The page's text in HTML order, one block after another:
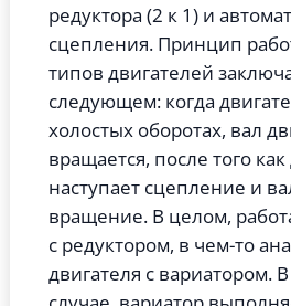
редуктора (2 к 1) и
сцепления. Принцип
типов двигателей
следующем: когда
холостых оборотах, вал
вращается, после того как
наступает сцепление и
вращение. В целом,
с редуктором, в чем-то
двигателя с вариатором.